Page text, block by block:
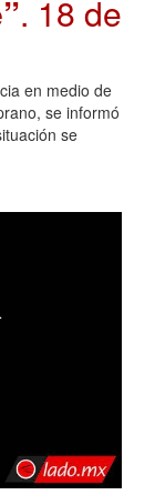
. 18 de
en medio de
se informó
se